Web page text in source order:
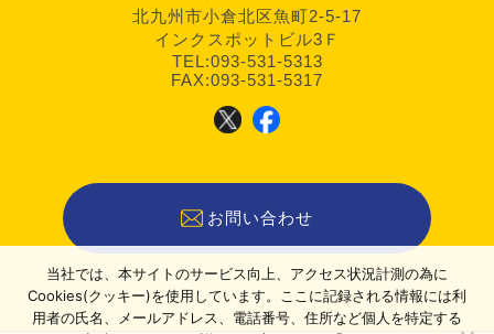
北九州市小倉北区魚町2-5-17
インクスポットビル3Ｆ
TEL:093-531-5313
FAX:093-531-5317
お問い合わせ
当社では、本サイトのサービス向上、アクセス状況計測の為に
Cookies(クッキー)を使用しています。ここに記録される情報には利
用者の氏名、メールアドレス、電話番号、住所など個人を特定する